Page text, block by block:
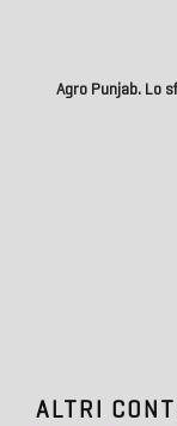
Agro Punjab. Lo
ALTRI